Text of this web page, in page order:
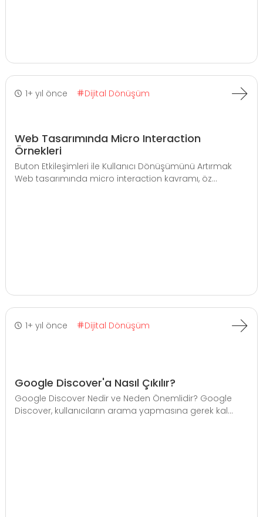
1+ yıl önce Dijital Dönüşüm
Web Tasarımında Micro Interaction
Örnekleri
Buton Etkileşimleri ile Kullanıcı Dönüşümünü Artırmak
Web tasarımında micro interaction kavramı, öz...
1+ yıl önce Dijital Dönüşüm
Google Discover'a Nasıl Çıkılır?
Google Discover Nedir ve Neden Önemlidir? Google
Discover, kullanıcıların arama yapmasına gerek kal...